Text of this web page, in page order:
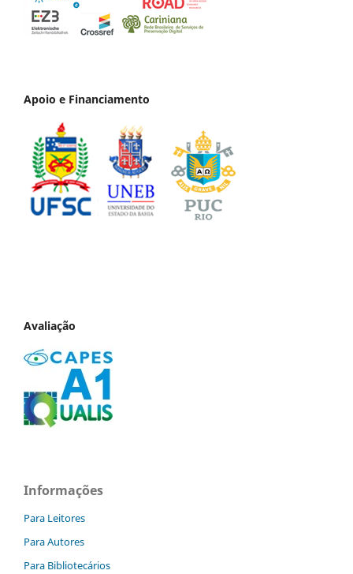
Apoio e Financiamento
Avaliação
Informações
Para Leitores
Para Autores
Para Bibliotecários